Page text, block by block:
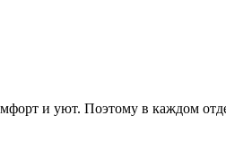
и уют. Поэтому в каждом